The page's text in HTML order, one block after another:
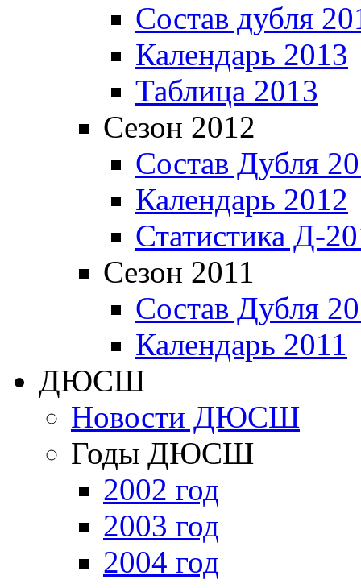
Состав дубля
Календарь 2013
Таблица 2013
Сезон 2012
Состав Дубля
Календарь 2012
Статистика Д-
Сезон 2011
Состав Дубля
Календарь 2011
ДЮСШ
Новости ДЮСШ
Годы ДЮСШ
2002 год
2003 год
2004 год